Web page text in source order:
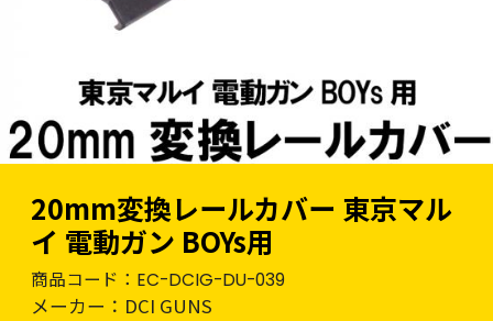
20mm変換レールカバー 東京マル
イ 電動ガン BOYs用
商品コード： EC-DCIG-DU-039
メーカー： DCI GUNS